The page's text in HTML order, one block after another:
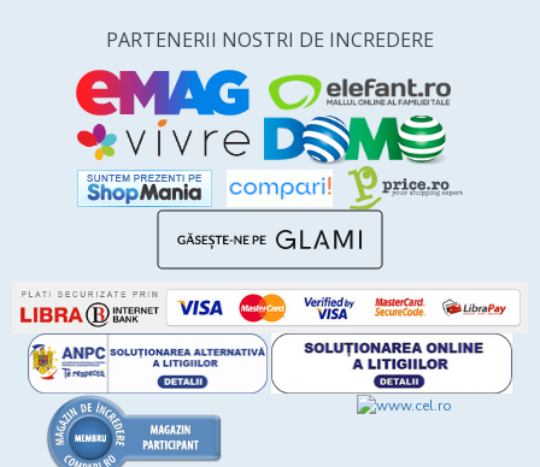
PARTENERII NOSTRI DE INCREDERE